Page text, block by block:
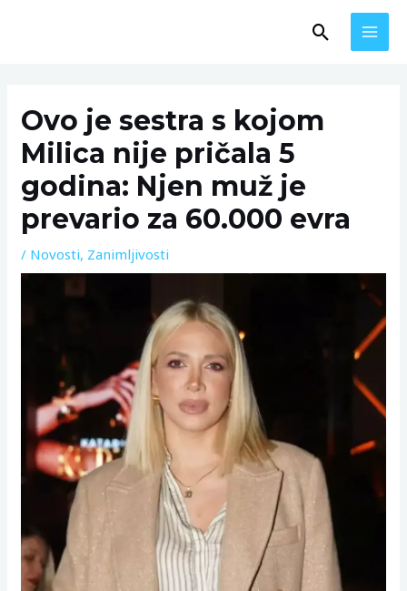
Search
Ovo je sestra s kojom
Milica nije pričala 5
godina: Njen muž je
prevario za 60.000 evra
/ Novosti, Zanimljivosti